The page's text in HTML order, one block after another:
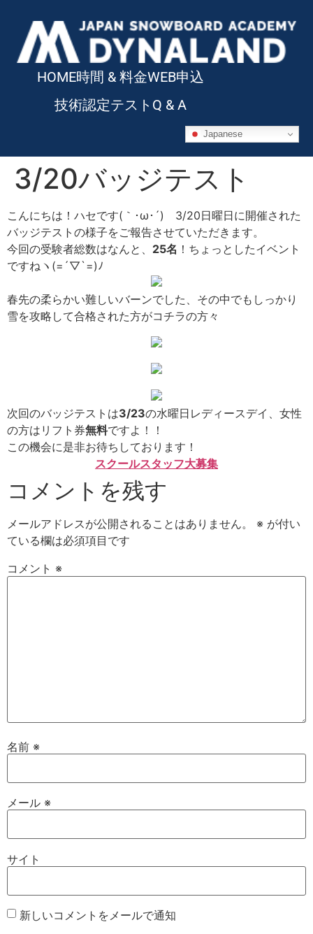
HOME時間 & 料金WEB申込
技術認定テスト Q & A
Japanese
3/20バッジテスト
こんにちは！ハセです(｀･ω･´)ゞ3/20日曜日に開催された
バッジテストの様子をご報告させていただきます。
今回の受験者総数はなんと、 25名 ！ちょっとしたイベント
ですねヽ(=´▽`=)ﾉ
春先の柔らかい難しいバーンでした、その中でもしっかり
雪を攻略して合格された方がコチラの方々
次回のバッジテストは3/23の水曜日レディースデイ、女性
の方はリフト券無料ですよ！！
この機会に是非お待ちしております！
スクールスタッフ大募集
コメントを残す
メールアドレスが公開されることはありません。 ※ が付い
ている欄は必須項目です
コメント ※
名前 ※
メール ※
サイト
新しいコメントをメールで通知